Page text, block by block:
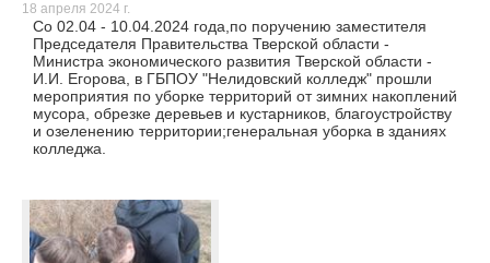
18 апреля 2024 г.
Со 02.04 - 10.04.2024 года,по поручению заместителя
Председателя Правительства Тверской области -
Министра экономического развития Тверской области -
И.И. Егорова, в ГБПОУ "Нелидовский колледж" прошли
мероприятия по уборке территорий от зимних накоплений
мусора, обрезке деревьев и кустарников, благоустройству
и озеленению территории;генеральная уборка в зданиях
колледжа.